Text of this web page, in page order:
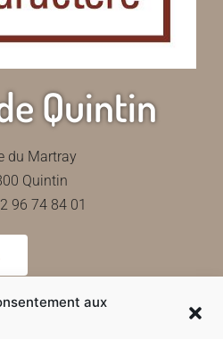
aux
Quintin
du Martray
Quintin
96 74 84 01